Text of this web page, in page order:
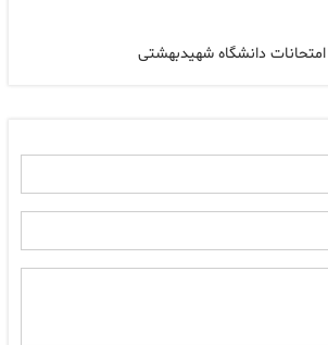
امتحانات دانشگاه شهیدبهشتی